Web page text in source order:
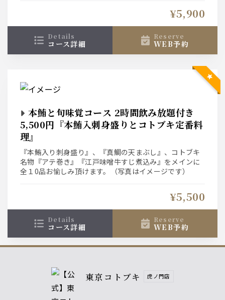
き焼き”に仕上げました。日本酒との相性もお楽しみくだ
さい。
¥5,900
details
コース詳細
reserve
WEB予約
本鮪と旬味覚コース 2時間飲み放題付き
5,500円『本鮪入刺身盛りとコトブキ定番料
理』
『本鮪入り刺身盛り』、『真鯛の天まぶし』、コトブキ
名物『アテ巻き』『江戸味噌牛すじ煮込み』をメインに
全１0品お愉しみ頂けます。（写真はイメージです）
¥5,500
details
コース詳細
reserve
WEB予約
東京コトブキ 虎ノ門店